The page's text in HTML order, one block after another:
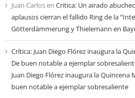
Juan Carlosen Critica: Un airado
aplausos cierran el fallido Ring de la
Götterdämmerung y Thielemann en
Crítica: Juan Diego Flórez inaugura la
De buen notable a ejemplar
Juan Diego Flórez inaugura la Quincena
buen notable a ejemplar sobresaliente